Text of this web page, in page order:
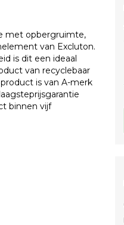
met opbergruimte,
van Excluton.
is dit een ideaal
van recyclebaar
is van A-merk
binnen vijf